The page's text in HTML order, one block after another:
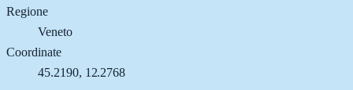
Regione
Veneto
Coordinate
45.2190, 12.2768